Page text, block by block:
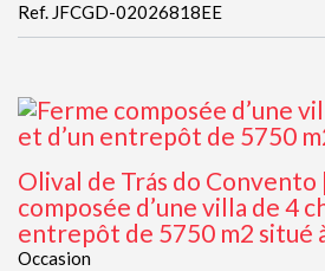
Ref. JFCGD-02026818EE
Olival de Trás do Convento
composée d’une villa de 4
entrepôt de 5750 m2 situé
Occasion